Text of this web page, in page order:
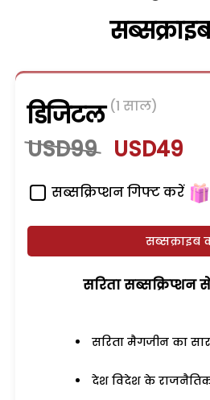
डिजिटल (1 साल)
USD99 USD49
सब्सक्रिप्शन गिफ्ट करें
सब्सक्राइब
सरिता सब्सक्रिप्शन
सरिता मैगजीन का
देश विदेश के राजनैतिक